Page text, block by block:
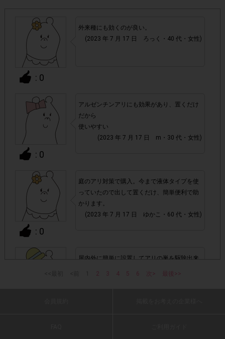
・参加(申し込み)を回答前にしていただければ、募集人数が
上限に達しても、掲載期間内のアンケート回答が可能です。
・悪質な投稿があった場合、
だくこともあります。
・スマートフォン、携帯電話、タブレットPCにつきまし
て、機種によってはアンケートに回答できない場合がござい
ます。
▼ポイント付与対象外
チェックポイントの条件を満たしていない場合
・ECサイトやネットスーパーでのご購入
・1つのアンケートにつき、お1人様あたり複数回の参加が
確認された場合。
株式会社ドゥ・ハウスが運営する、レシートを活用したサ
ービスのモニター回答は、
1つのアンケートにつき1人1回
: 0
外来種にも効くのが良い。
(2023 年 7 月 17 日 ろっく・40 代・女性)
: 0
アルゼンチンアリにも効果があり、置くだけ
だから
使いやすい
(2023 年 7 月 17 日 m・30 代・女性)
: 0
庭のアリ対策で購入。今まで液体タイプを使
っていたので出して置くだけ、簡単便利で助
かります。
(2023 年 7 月 17 日 ゆかこ・60 代・女性)
屋内外に簡単に設置してアリの巣を駆除出来
2 3 4 5 6 次> 最後>>